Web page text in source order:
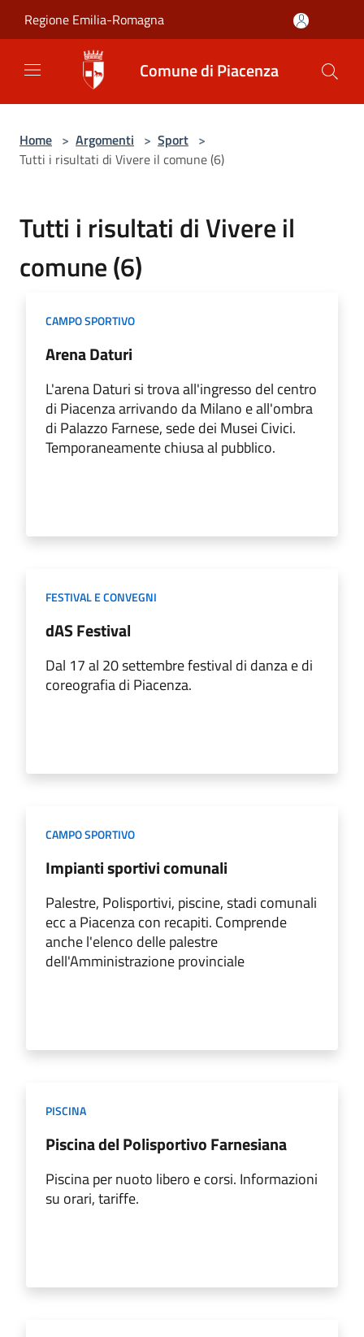
Regione Emilia-Romagna
Comune di Piacenza
Home > Argomenti > Sport >
Tutti i risultati di Vivere il comune (6)
Tutti i risultati di Vivere il
comune (6)
CAMPO SPORTIVO
Arena Daturi
L'arena Daturi si trova all'ingresso del centro
di Piacenza arrivando da Milano e all'ombra
di Palazzo Farnese, sede dei Musei Civici.
Temporaneamente chiusa al pubblico.
FESTIVAL E CONVEGNI
dAS Festival
Dal 17 al 20 settembre festival di danza e di
coreografia di Piacenza.
CAMPO SPORTIVO
Impianti sportivi comunali
Palestre, Polisportivi, piscine, stadi comunali
ecc a Piacenza con recapiti. Comprende
anche l'elenco delle palestre
dell'Amministrazione provinciale
PISCINA
Piscina del Polisportivo Farnesiana
Piscina per nuoto libero e corsi. Informazioni
su orari, tariffe.